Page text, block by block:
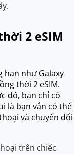
2 eSIM
hạn như Galaxy
thời 2 eSIM.
đó, bạn chỉ có
là bạn vẫn có thể
và chuyển đổi
trên chiếc